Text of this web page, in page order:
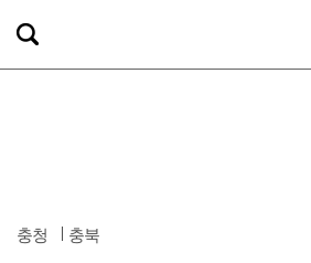
충청 충북